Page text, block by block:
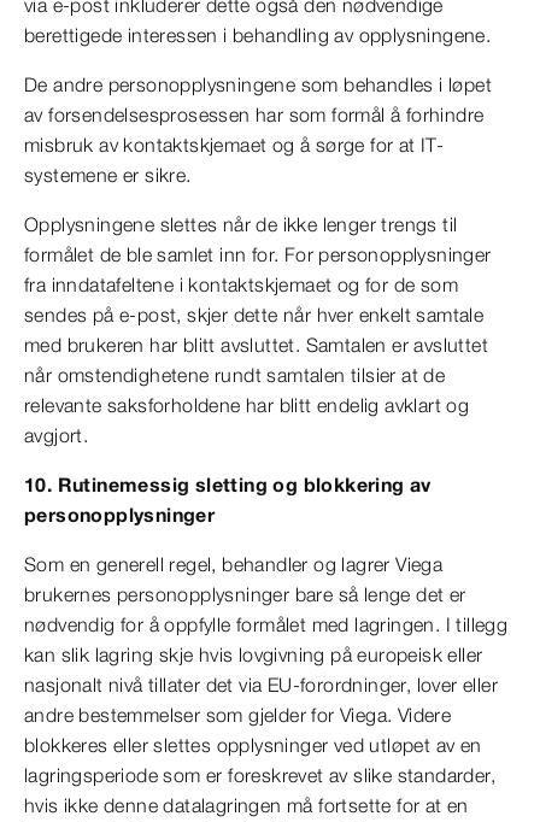
via e-post inkluderer dette også den nødvendige
berettigede interessen i behandling av opplysningene.
De andre personopplysningene som behandles i løpet
av forsendelsesprosessen har som formål å forhindre
misbruk av kontaktskjemaet og å sørge for at IT-
systemene er sikre.
Opplysningene slettes når de ikke lenger trengs til
formålet de ble samlet inn for. For personopplysninger
fra inndatafeltene i kontaktskjemaet og for de som
sendes på e-post, skjer dette når hver enkelt samtale
med brukeren har blitt avsluttet. Samtalen er avsluttet
når omstendighetene rundt samtalen tilsier at de
relevante saksforholdene har blitt endelig avklart og
avgjort.
10. Rutinemessig sletting og blokkering av
personopplysninger
Som en generell regel, behandler og lagrer Viega
brukernes personopplysninger bare så lenge det er
nødvendig for å oppfylle formålet med lagringen. I tillegg
kan slik lagring skje hvis lovgivning på europeisk eller
nasjonalt nivå tillater det via EU-forordninger, lover eller
andre bestemmelser som gjelder for Viega. Videre
blokkeres eller slettes opplysninger ved utløpet av en
lagringsperiode som er foreskrevet av slike standarder,
hvis ikke denne datalagringen må fortsette for at en